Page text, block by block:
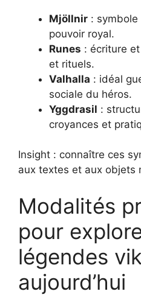
Mjöllnir :
pouvoir royal.
Runes : écriture
et rituels.
Valhalla : idéal
sociale du héros.
Yggdrasil :
croyances et
Insight : connaître ces
aux textes et aux objets
Modalités
pour
légendes
aujourd’hui